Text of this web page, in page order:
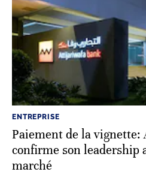
ENTREPRISE
Paiement de la
confirme son leadership
marché